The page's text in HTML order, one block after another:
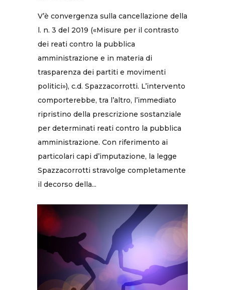
V’è convergenza sulla cancellazione della
l. n. 3 del 2019 («Misure per il contrasto
dei reati contro la pubblica
amministrazione e in materia di
trasparenza dei partiti e movimenti
politici»), c.d. Spazzacorrotti. L’intervento
comporterebbe, tra l’altro, l’immediato
ripristino della prescrizione sostanziale
per determinati reati contro la pubblica
amministrazione. Con riferimento ai
particolari capi d’imputazione, la legge
Spazzacorrotti stravolge completamente
il decorso della...